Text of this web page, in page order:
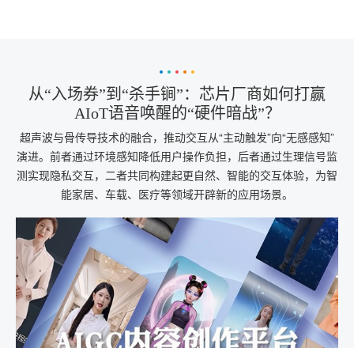
从“入场券”到“杀手锏”：芯片厂商如何打赢
AIoT语音唤醒的“硬件暗战”？
超声波与骨传导技术的融合，推动交互从“主动触发”向“无感感知”
演进。前者通过环境感知降低用户操作负担，后者通过生理信号监
测实现隐私交互，二者共同构建起更自然、智能的交互体验，为智
能家居、车载、医疗等领域开辟新的应用场景。